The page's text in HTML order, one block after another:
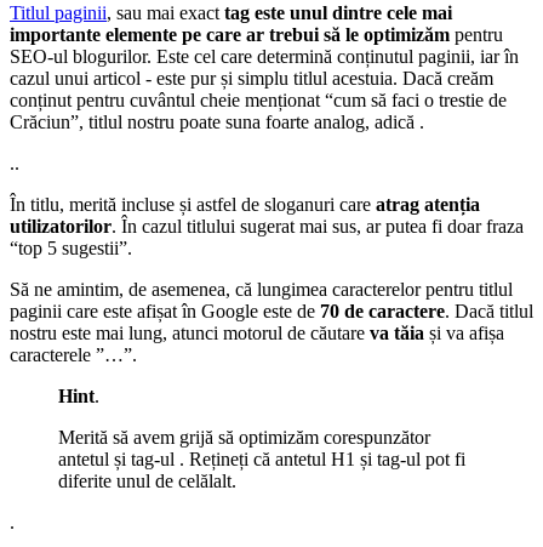
Titlul paginii, sau mai exact tag este unul dintre cele mai
importante elemente pe care ar trebui să le optimizăm pentru
SEO-ul blogurilor. Este cel care determină conținutul paginii, iar în
cazul unui articol - este pur și simplu titlul acestuia. Dacă creăm
conținut pentru cuvântul cheie menționat “cum să faci o trestie de
Crăciun”, titlul nostru poate suna foarte analog, adică .
..
În titlu, merită incluse și astfel de sloganuri care atrag atenția
utilizatorilor. În cazul titlului sugerat mai sus, ar putea fi doar fraza
“top 5 sugestii”.
Să ne amintim, de asemenea, că lungimea caracterelor pentru titlul
paginii care este afișat în Google este de 70 de caractere. Dacă titlul
nostru este mai lung, atunci motorul de căutare va tăia și va afișa
caracterele ”…”.
Hint.
Merită să avem grijă să optimizăm corespunzător
antetul și tag-ul . Rețineți că antetul H1 și tag-ul pot fi
diferite unul de celălalt.
.